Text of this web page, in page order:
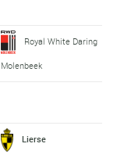
Royal White Daring
Molenbeek
Lierse